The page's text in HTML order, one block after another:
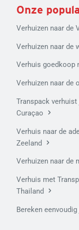
Onze
Verhuizen naar de
Verhuizen naar de
Verhuis goedkoop
Verhuizen naar de
Transpack
Curaçao
Verhuis naar de
Zeeland
Verhuizen naar de
Verhuis met
Thailand
Bereken